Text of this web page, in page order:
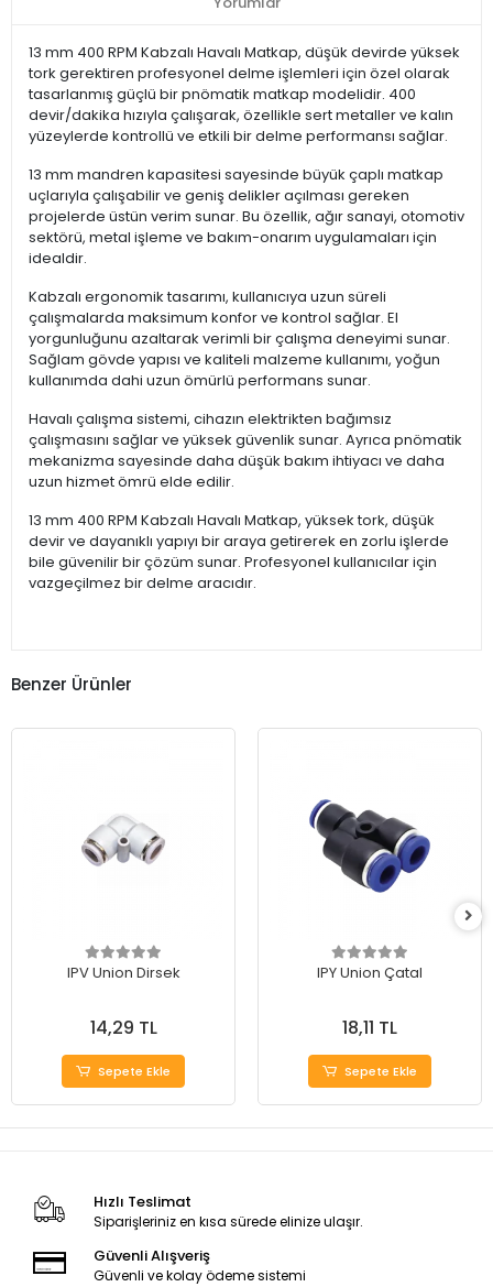
13 mm 400 RPM Kabzalı Havalı Matkap, düşük devirde yüksek
tork gerektiren profesyonel delme işlemleri için özel olarak
tasarlanmış güçlü bir pnömatik matkap modelidir. 400
devir/dakika hızıyla çalışarak, özellikle sert metaller ve kalın
yüzeylerde kontrollü ve etkili bir delme performansı sağlar.
13 mm mandren kapasitesi sayesinde büyük çaplı matkap
uçlarıyla çalışabilir ve geniş delikler açılması gereken
projelerde üstün verim sunar. Bu özellik, ağır sanayi, otomotiv
sektörü, metal işleme ve bakım-onarım uygulamaları için
idealdir.
Kabzalı ergonomik tasarımı, kullanıcıya uzun süreli
çalışmalarda maksimum konfor ve kontrol sağlar. El
yorgunluğunu azaltarak verimli bir çalışma deneyimi sunar.
Sağlam gövde yapısı ve kaliteli malzeme kullanımı, yoğun
kullanımda dahi uzun ömürlü performans sunar.
Havalı çalışma sistemi, cihazın elektrikten bağımsız
çalışmasını sağlar ve yüksek güvenlik sunar. Ayrıca pnömatik
mekanizma sayesinde daha düşük bakım ihtiyacı ve daha
uzun hizmet ömrü elde edilir.
13 mm 400 RPM Kabzalı Havalı Matkap, yüksek tork, düşük
devir ve dayanıklı yapıyı bir araya getirerek en zorlu işlerde
bile güvenilir bir çözüm sunar. Profesyonel kullanıcılar için
vazgeçilmez bir delme aracıdır.
Benzer Ürünler
IPV Union Dirsek
14,29 TL
Sepete Ekle
IPY Union Çatal
18,11 TL
Sepete Ekle
Hızlı Teslimat
Siparişleriniz en kısa sürede elinize ulaşır.
Güvenli Alışveriş
Güvenli ve kolay ödeme sistemi